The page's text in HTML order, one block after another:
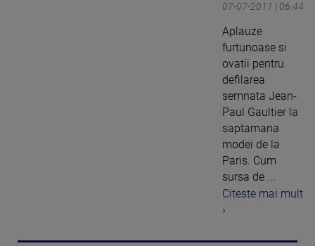
07-07-2011 | 06:44
Aplauze
furtunoase si
ovatii pentru
defilarea
semnata Jean-
Paul Gaultier la
saptamana
modei de la
Paris. Cum
sursa de ...
Citeste mai mult
›